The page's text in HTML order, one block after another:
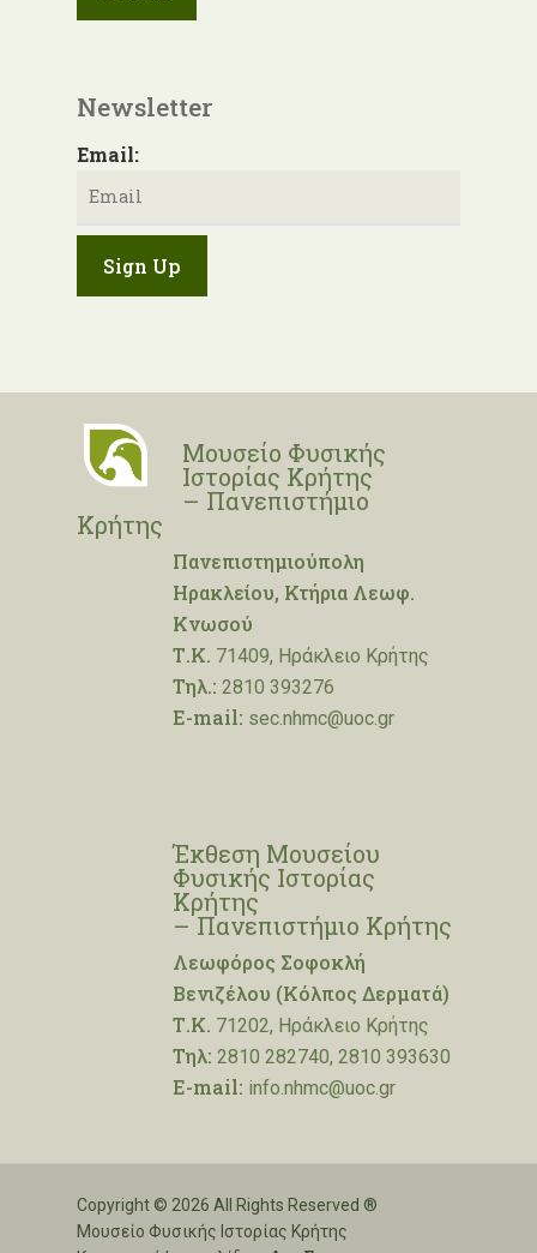
Newsletter
Email:
Μουσείο Φυσικής
Ιστορίας Κρήτης
– Πανεπιστήμιο
Κρήτης
Πανεπιστημιούπολη
Ηρακλείου, Κτήρια Λεωφ.
Κνωσού
Τ.Κ. 71409, Ηράκλειο Κρήτης
Τηλ.: 2810 393276
E-mail: sec.nhmc@uoc.gr
Έκθεση Μουσείου
Φυσικής Ιστορίας
Κρήτης
– Πανεπιστήμιο Κρήτης
Λεωφόρος Σοφοκλή
Βενιζέλου (Κόλπος Δερματά)
Τ.Κ. 71202, Ηράκλειο Κρήτης
Τηλ: 2810 282740, 2810 393630
E-mail: info.nhmc@uoc.gr
Copyright © 2026 All Rights Reserved ®
Μουσείο Φυσικής Ιστορίας Κρήτης